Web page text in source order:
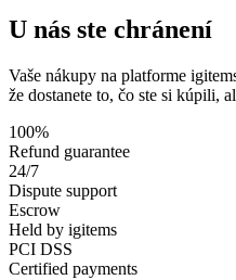
U nás ste chránení
Vaše nákupy na platforme
že dostanete to, čo ste si kúpili,
100%
Refund guarantee
24/7
Dispute support
Escrow
Held by igitems
PCI DSS
Certified payments